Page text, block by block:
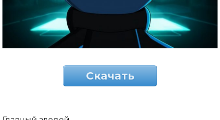
Скачать